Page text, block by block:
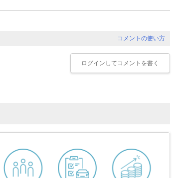
コメントの使い方
ログイン してコメントを書く